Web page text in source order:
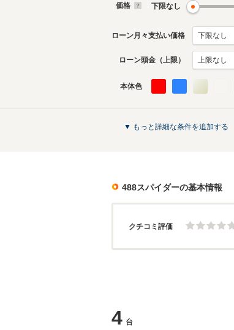
価格 下限なし
ローン月々支払い価格
ローン頭金（上限）
本体色
▼ もっと詳細な条件を追加する
488スパイダーの基本情報
クチコミ評価
4 台